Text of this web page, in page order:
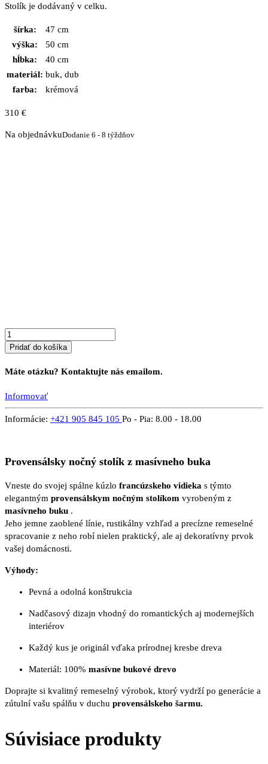
Stolík je dodávaný v celku.
šírka:
47 cm
výška:
50 cm
hĺbka:
40 cm
materiál: buk, dub
farba:
krémová
310 €
Na objednávkuDodanie 6 - 8 týždňov
Pridať do košíka
Máte otázku? Kontaktujte nás emailom.
Informovať
Informácie: +421 905 845 105 Po - Pia: 8.00 - 18.00
Provensálsky nočný stolík z masívneho buka
Vneste do svojej spálne kúzlo francúzskeho vidieka s týmto
elegantným provensálskym nočným stolíkom vyrobeným z
masívneho buku .
Jeho jemne zaoblené línie, rustikálny vzhľad a precízne remeselné
spracovanie z neho robí nielen praktický, ale aj dekoratívny prvok
vašej domácnosti.
Výhody:
Pevná a odolná konštrukcia
Nadčasový dizajn vhodný do romantických aj modernejších
interiérov
Každý kus je originál vďaka prírodnej kresbe dreva
Materiál: 100% masívne bukové drevo
Doprajte si kvalitný remeselný výrobok, ktorý vydrží po generácie a
zútulní vašu spálňu v duchu provensálskeho šarmu.
Súvisiace produkty